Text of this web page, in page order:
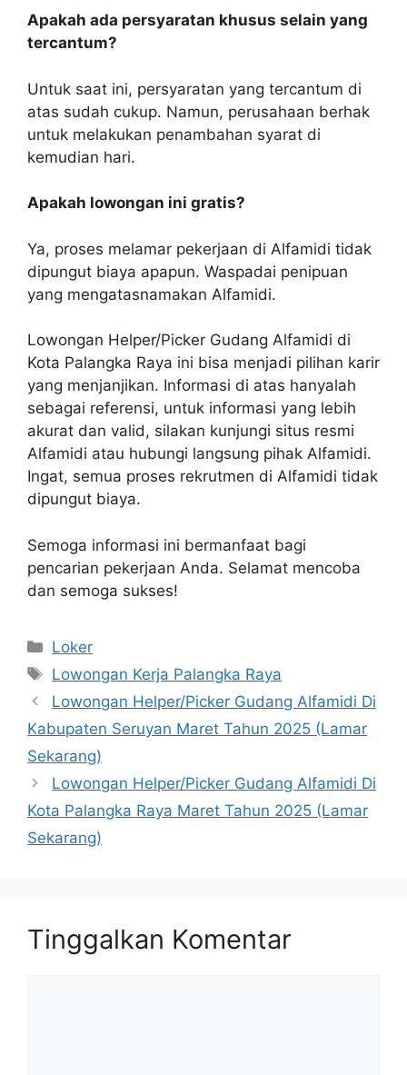
Apakah ada persyaratan khusus selain yang
tercantum?
Untuk saat ini, persyaratan yang tercantum di
atas sudah cukup. Namun, perusahaan berhak
untuk melakukan penambahan syarat di
kemudian hari.
Apakah lowongan ini gratis?
Ya, proses melamar pekerjaan di Alfamidi tidak
dipungut biaya apapun. Waspadai penipuan
yang mengatasnamakan Alfamidi.
Lowongan Helper/Picker Gudang Alfamidi di
Kota Palangka Raya ini bisa menjadi pilihan karir
yang menjanjikan. Informasi di atas hanyalah
sebagai referensi, untuk informasi yang lebih
akurat dan valid, silakan kunjungi situs resmi
Alfamidi atau hubungi langsung pihak Alfamidi.
Ingat, semua proses rekrutmen di Alfamidi tidak
dipungut biaya.
Semoga informasi ini bermanfaat bagi
pencarian pekerjaan Anda. Selamat mencoba
dan semoga sukses!
Kategori
Loker
Tag
Lowongan Kerja Palangka Raya
Lowongan Helper/Picker Gudang Alfamidi Di
Kabupaten Seruyan Maret Tahun 2025 (Lamar
Sekarang)
Lowongan Helper/Picker Gudang Alfamidi Di
Kota Palangka Raya Maret Tahun 2025 (Lamar
Sekarang)
Tinggalkan Komentar